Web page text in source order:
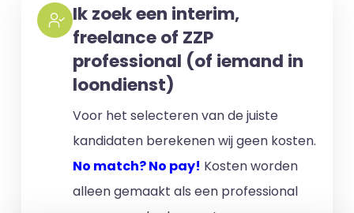
Ik zoek een interim,
freelance of ZZP
professional (of iemand in
loondienst)
Voor het selecteren van de juiste
kandidaten berekenen wij geen kosten.
No match? No pay! Kosten worden
alleen gemaakt als een professional